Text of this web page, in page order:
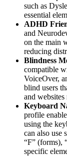
such as
essential
ADHD
and
on the main
reducing
Blindness
compatible
VoiceOver,
blind users
and
Keyboard
profile
using the
can also use
“F” (forms),
specific